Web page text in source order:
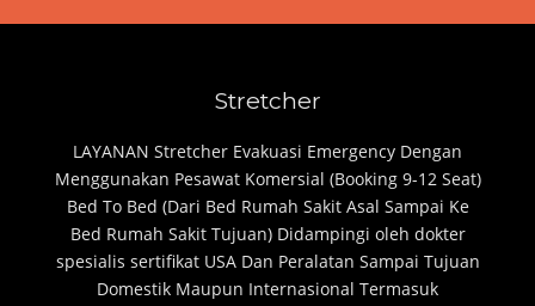
Stretcher
LAYANAN Stretcher Evakuasi Emergency Dengan
Menggunakan Pesawat Komersial (Booking 9-12 Seat)
Bed To Bed (Dari Bed Rumah Sakit Asal Sampai Ke
Bed Rumah Sakit Tujuan) Didampingi oleh dokter
spesialis sertifikat USA Dan Peralatan Sampai Tujuan
Domestik Maupun Internasional Termasuk